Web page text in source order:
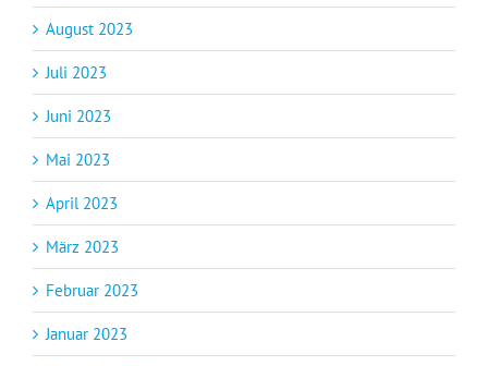
August 2023
Juli 2023
Juni 2023
Mai 2023
April 2023
März 2023
Februar 2023
Januar 2023